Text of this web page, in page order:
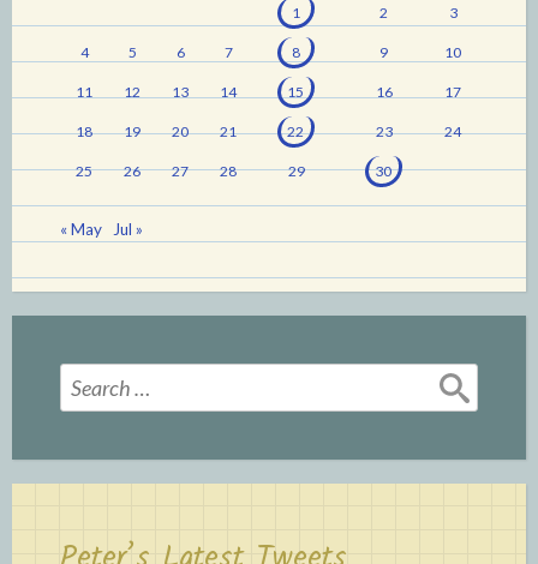
1 2 3
4 5 6 7 8 9 10
11 12 13 14 15 16 17
18 19 20 21 22 23 24
25 26 27 28 29 30
« May Jul »
Search
for: